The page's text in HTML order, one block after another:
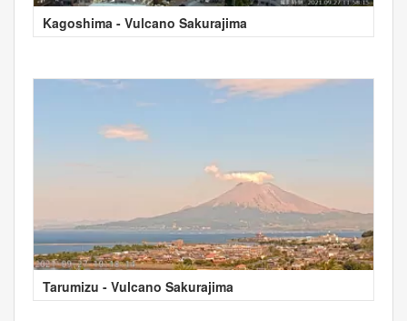
Kagoshima - Vulcano Sakurajima
Tarumizu - Vulcano Sakurajima